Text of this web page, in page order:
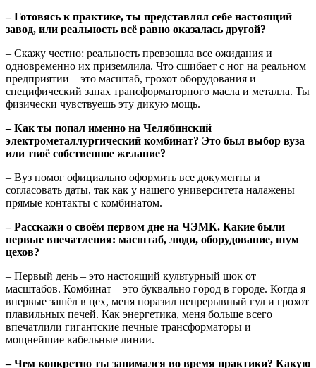
– Готовясь к практике, ты представлял себе настоящий
завод, или реальность всё равно оказалась другой?
– Скажу честно: реальность превзошла все ожидания и
одновременно их приземлила. Что сшибает с ног на реальном
предприятии – это масштаб, грохот оборудования и
специфический запах трансформаторного масла и металла. Ты
физически чувствуешь эту дикую мощь.
– Как ты попал именно на Челябинский
электрометаллургический комбинат? Это был выбор вуза
или твоё собственное желание?
– Вуз помог официально оформить все документы и
согласовать даты, так как у нашего университета налажены
прямые контакты с комбинатом.
– Расскажи о своём первом дне на ЧЭМК. Какие были
первые впечатления: масштаб, люди, оборудование, шум
цехов?
– Первый день – это настоящий культурный шок от
масштабов. Комбинат – это буквально город в городе. Когда я
впервые зашёл в цех, меня поразил непрерывный гул и грохот
плавильных печей. Как энергетика, меня больше всего
впечатлили гигантские печные трансформаторы и
мощнейшие кабельные линии.
– Чем конкретно ты занимался во время практики? Какую